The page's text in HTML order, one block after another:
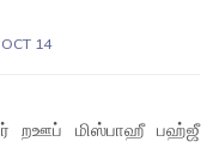
OCT 14
றஊப் மிஸ்பாஹீ பஹ்ஜீ